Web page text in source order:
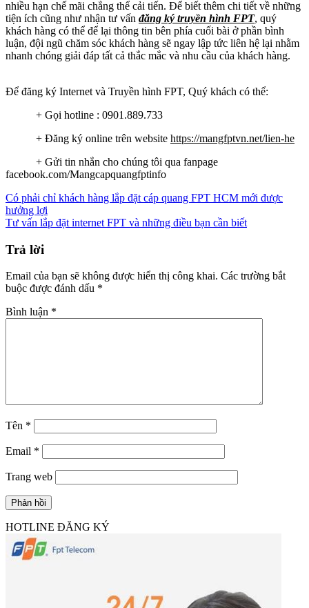
nhiều hạn chế mãi chẳng thể cải tiến. Để biết thêm chi tiết về những
tiện ích cũng như nhận tư vấn đăng ký truyền hình FPT, quý
khách hàng có thể để lại thông tin bên phía cuối bài ở phần bình
luận, đội ngũ chăm sóc khách hàng sẽ ngay lập tức liên hệ lại nhằm
nhanh chóng giải đáp tất cả thắc mắc và nhu cầu của khách hàng.
Để đăng ký Internet và Truyền hình FPT, Quý khách có thể:
+ Gọi hotline : 0901.889.733
+ Đăng ký online trên website https://mangfptvn.net/lien-he
+ Gửi tin nhắn cho chúng tôi qua fanpage
facebook.com/Mangcapquangfptinfo
Có phải chỉ khách hàng lắp đặt cáp quang FPT HCM mới được
hưởng lợi
Tư vấn lắp đặt internet FPT và những điều bạn cần biết
Trả lời
Email của bạn sẽ không được hiển thị công khai. Các trường bắt
buộc được đánh dấu *
Bình luận *
Tên *
Email *
Trang web
HOTLINE ĐĂNG KÝ